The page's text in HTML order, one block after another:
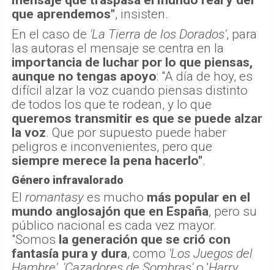
que aprendemos", insisten.
En el caso de 'La Tierra de los Dorados', para
las autoras el mensaje se centra en la
importancia de luchar por lo que piensas,
aunque no tengas apoyo: "A día de hoy, es
difícil alzar la voz cuando piensas distinto
de todos los que te rodean, y lo que
queremos transmitir es que se puede alzar
la voz. Que por supuesto puede haber
peligros e inconvenientes, pero que
siempre merece la pena hacerlo".
Género infravalorado
El romantasy es mucho más popular en el
mundo anglosajón que en España, pero su
público nacional es cada vez mayor.
"Somos la generación que se crió con
fantasía pura y dura, como 'Los Juegos del